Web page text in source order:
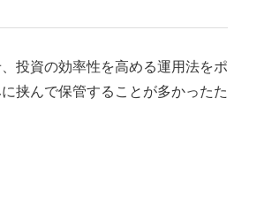
投資の効率性を高める運用法をポ
挟んで保管することが多かったた